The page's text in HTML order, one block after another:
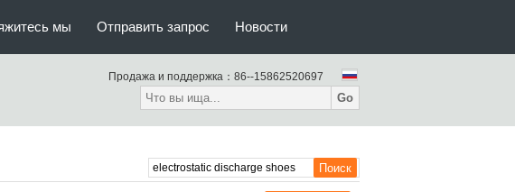
мы Отправить запрос Новости
Продажа и поддержка： 86--15862520697
Go